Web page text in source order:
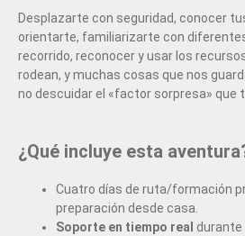
Desplazarte con seguridad, conocer
orientarte, familiarizarte con
recorrido, reconocer y usar los
rodean, y muchas cosas que nos
no descuidar el «factor sorpresa» que
¿Qué incluye esta
Cuatro días de ruta/formación
preparación desde casa.
Soporte en tiempo real durante